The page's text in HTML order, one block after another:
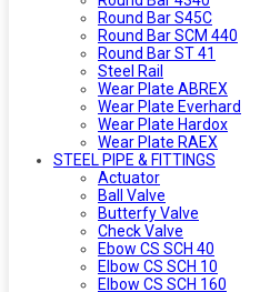
Round Bar S45C
Round Bar SCM 440
Round Bar ST 41
Steel Rail
Wear Plate ABREX
Wear Plate Everhard
Wear Plate Hardox
Wear Plate RAEX
STEEL PIPE & FITTINGS
Actuator
Ball Valve
Butterfy Valve
Check Valve
Ebow CS SCH 40
Elbow CS SCH 10
Elbow CS SCH 160